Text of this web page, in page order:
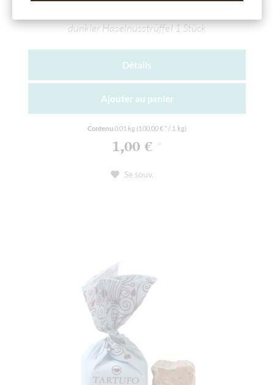
dunkler Haselnusstrüffel 1 Stück
Détails
Ajouter au panier
Contenu0.01 kg (100,00 € * / 1 kg)
1,00 €
Se souv.